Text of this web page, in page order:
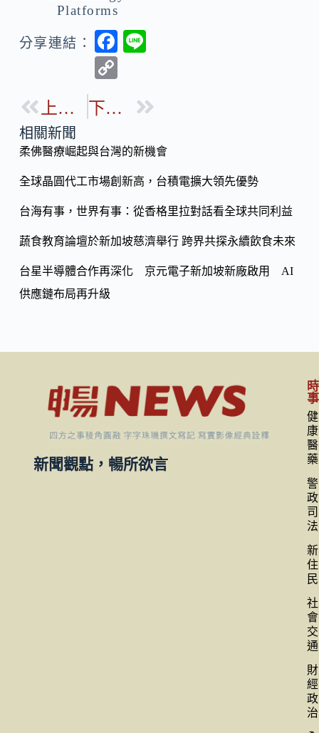
Platforms
分享連結：
F
b
o
k
p
Li
n
k
上一篇 下一篇
相關新聞
柔佛醫療崛起與台灣的新機會
全球晶圓代工市場創新高，台積電擴大領先優勢
台海有事，世界有事：從香格里拉對話看全球共同利益
蔬食教育論壇於新加坡慈濟舉行 跨界共探永續飲食未來
台星半導體合作再深化 京元電子新加坡新廠啟用 AI
供應鏈布局再升級
新聞觀點，暢所欲言
時
事
健
康
醫
藥
警
政
司
法
新
住
民
社
會
交
通
財
經
政
治